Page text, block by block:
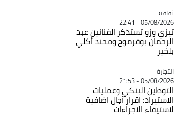
Catégorie
ثقافة
05/08/2026 - 22:41
تيزي وزو تستذكر الفنانين عبد
الرحمان بوقرموح ومحند أكلي
بلخير
Catégorie
التجارة
05/08/2026 - 21:53
التوطين البنكي وعمليات
الاستيراد: اقرار آجال اضافية
لاستيفاء الاجراءات